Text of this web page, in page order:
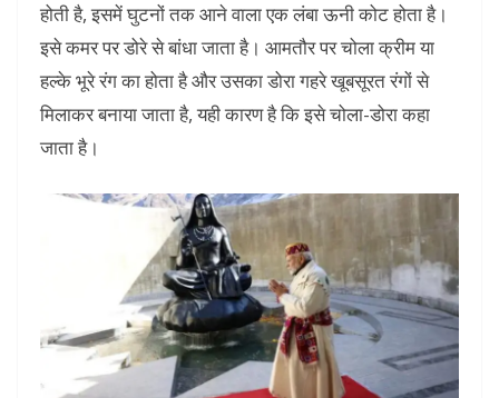
होती है, इसमें घुटनों तक आने वाला एक लंबा ऊनी कोट होता है।
इसे कमर पर डोरे से बांधा जाता है। आमतौर पर चोला क्रीम या
हल्के भूरे रंग का होता है और उसका डोरा गहरे खूबसूरत रंगों से
मिलाकर बनाया जाता है, यही कारण है कि इसे चोला-डोरा कहा
जाता है।